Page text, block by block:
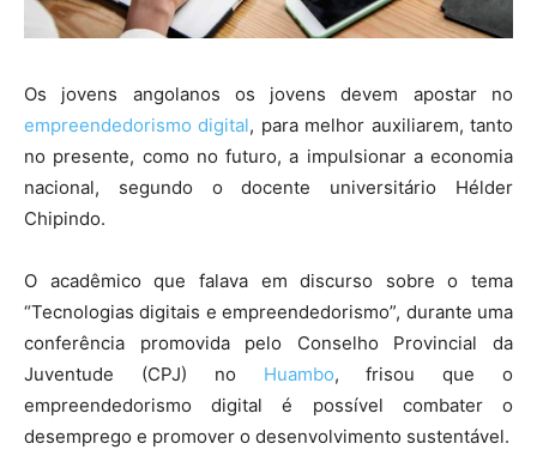
Os jovens angolanos os jovens devem apostar no
empreendedorismo digital, para melhor auxiliarem, tanto
no presente, como no futuro, a impulsionar a economia
nacional, segundo o docente universitário Hélder
Chipindo.
O acadêmico que falava em discurso sobre o tema
“Tecnologias digitais e empreendedorismo”, durante uma
conferência promovida pelo Conselho Provincial da
Juventude (CPJ) no Huambo, frisou que o
empreendedorismo digital é possível combater o
desemprego e promover o desenvolvimento sustentável.